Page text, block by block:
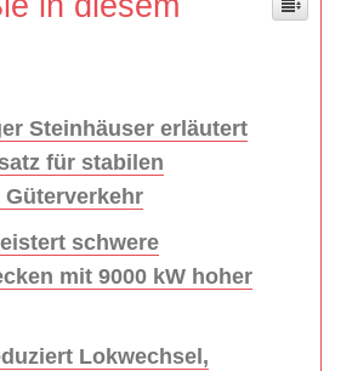
Steinhäuser erläutert
für stabilen
schwere
mit 9000 kW hoher
Lokwechsel,